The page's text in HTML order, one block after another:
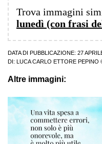
Trova immagini
lunedì (con frasi
DATA DI PUBBLICAZIONE: 27
DI:
LUCA CARLO ETTORE PEPINO
Altre immagini: